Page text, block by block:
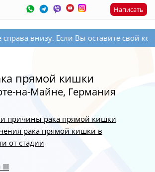
Написать
Если Вы оставите свой
прямой кишки
на-Майне, Германия
причины рака прямой кишки
рака прямой кишки в
от стадии
III